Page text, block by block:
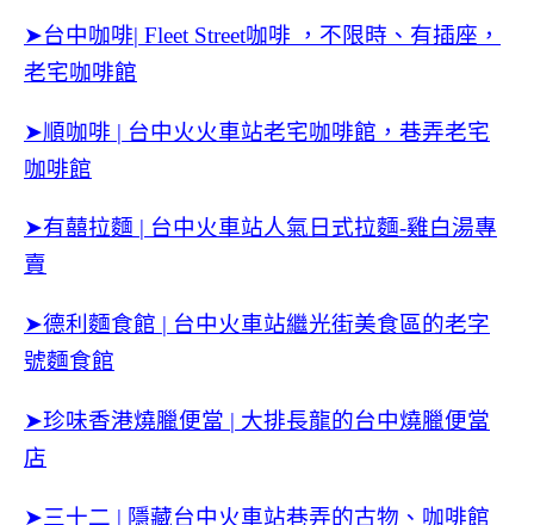
➤台中咖啡| Fleet Street咖啡 ，不限時、有插座，
老宅咖啡館
➤順咖啡 | 台中火火車站老宅咖啡館，巷弄老宅
咖啡館
➤有囍拉麵 | 台中火車站人氣日式拉麵-雞白湯專
賣
➤德利麵食館 | 台中火車站繼光街美食區的老字
號麵食館
➤珍味香港燒臘便當 | 大排長龍的台中燒臘便當
店
➤三十二 | 隱藏台中火車站巷弄的古物、咖啡館